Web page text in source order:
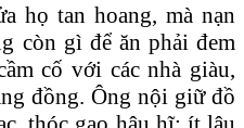
họ tan hoang, mà nạn
còn gì để ăn phải đem
cố với các nhà giàu,
đồng. Ông nội giữ đồ